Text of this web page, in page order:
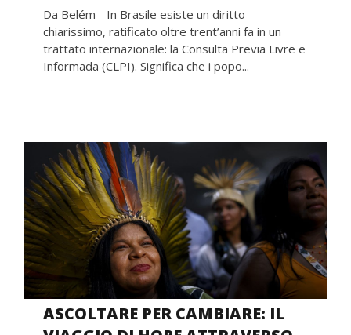
Da Belém - In Brasile esiste un diritto
chiarissimo, ratificato oltre trent’anni fa in un
trattato internazionale: la Consulta Previa Livre e
Informada (CLPI). Significa che i popo...
ASCOLTARE PER CAMBIARE: IL